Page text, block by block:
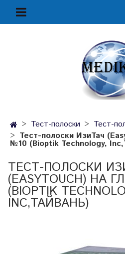
Тест-полоски
Тест-
Тест-полоски ИзиТач
№10 (Bioptik Technology,
ТЕСТ-ПОЛОСКИ
(EASYTOUCH) НА
(BIOPTIK
INC,ТАЙВАНЬ)